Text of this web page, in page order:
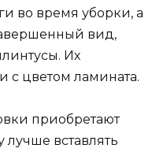
во время уборки, а
вид,
Их
с цветом ламината.
приобретают
вставлять